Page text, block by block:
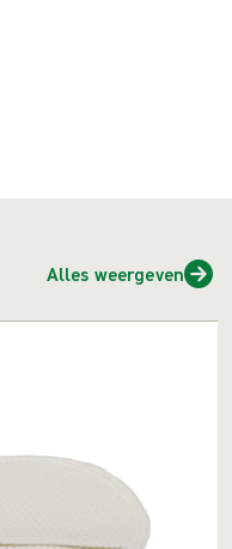
Alles weergeven